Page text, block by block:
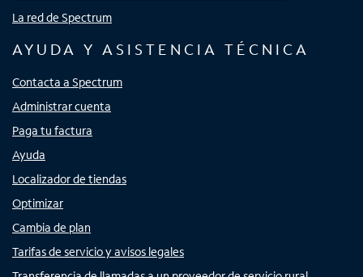
La red de Spectrum
AYUDA Y ASISTENCIA TÉCNICA
Contacta a Spectrum
Administrar cuenta
Paga tu factura
Ayuda
Localizador de tiendas
Optimizar
Cambia de plan
Tarifas de servicio y avisos legales